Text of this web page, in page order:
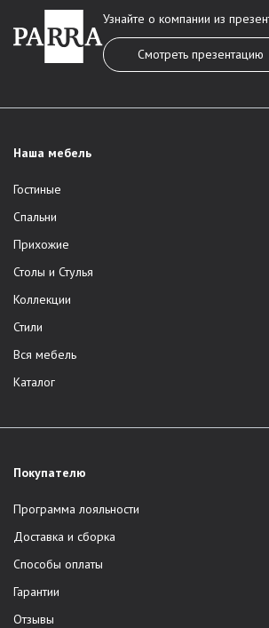
Наша мебель
Гостиные
Спальни
Прихожие
Столы и Стулья
Коллекции
Стили
Вся мебель
Каталог
Покупателю
Программа лояльности
Доставка и сборка
Способы оплаты
Гарантии
Отзывы
Узнайте о компании из
Смотреть презентацию